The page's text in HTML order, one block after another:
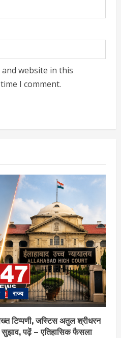
and website in this
I comment.
राज्य
टिप्पणी, जस्टिस अतुल श्रीधरन
सुझाव, पढ़ें – एत‍िहास‍िक फैसला